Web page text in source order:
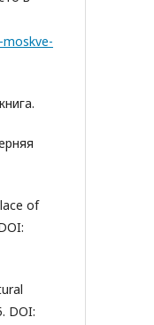
of
DOI: